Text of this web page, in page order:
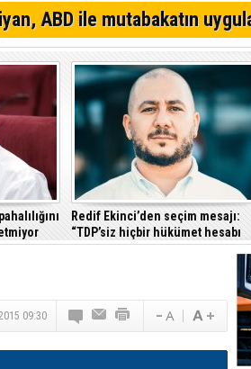
GMB'ye YDP başkan adayı olmak istiyor
doğru... TDP'den Lefke ve Mehmetçik'de
ABD ile mutabakatın
Redif Ekinci’den seçim mesajı:
“TDP’siz hiçbir hükümet hesabı
tutmayacak”
09:30